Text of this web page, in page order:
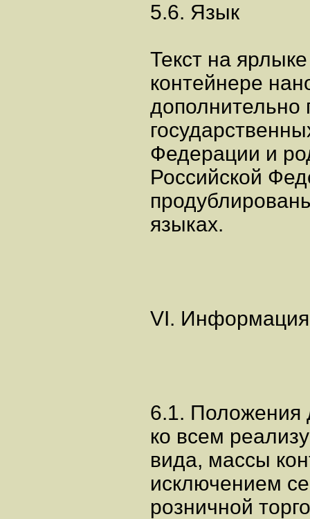
5.6. Язык
Текст на
контейнере
дополнительно
Федерации и
Российской
языках.
VI.
6.1. Положения
ко всем
вида, массы
исключением
розничной